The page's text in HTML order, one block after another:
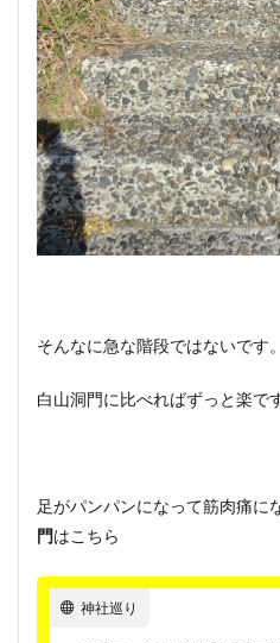
そんなに急な階段ではないです。
白山洞門に比べればずっと楽で
足がパンパンになって筋肉痛に
門 はこちら
神社巡り